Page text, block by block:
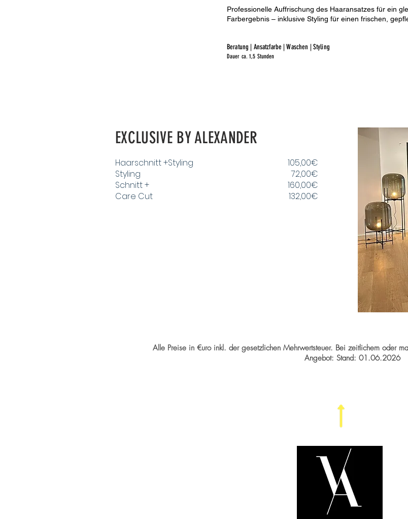
Professionelle Auffrischung des Haaransatzes für ein
Farbergebnis – inklusive Styling für einen frischen,
Beratung | Ansatzfarbe | Waschen | Styling
Dauer ca. 1,5 Stunden
Haarschnitt +Styling
Styling
Schnitt +
Care Cut
105,00€
72,00€
160,00€
132,00€
Alle Preise in €uro inkl. der gesetzlichen Mehrwertsteuer. Bei zeitlichem oder
Angebot: Stand: 01.06.2026
EXCLUSIVE BY ALEXANDER